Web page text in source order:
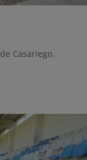
Casariego.